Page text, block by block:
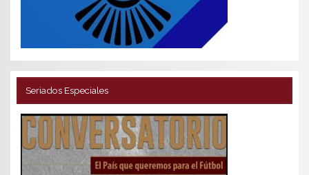
Seriados Especiales